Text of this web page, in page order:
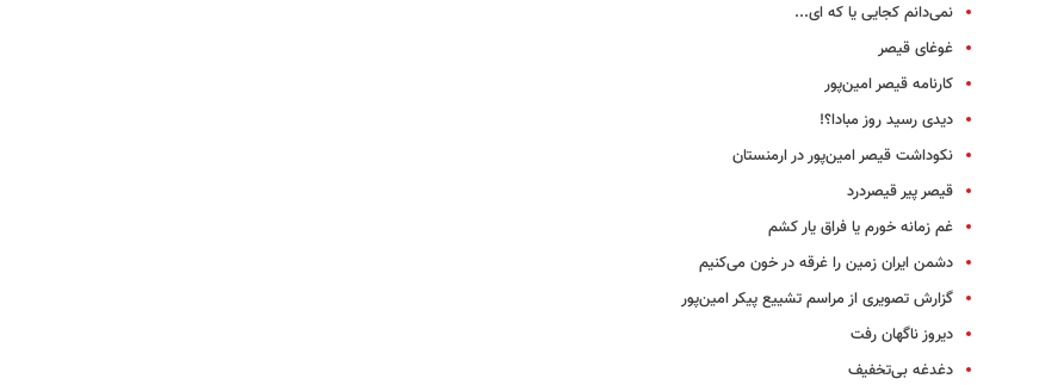
نمی‌دانم کجایی یا که ای...
غوغای قیصر
کارنامه قیصر امین‌پور
دیدی رسید روز مبادا؟!
نکوداشت قیصر امین‌پور در ارمنستان
قیصر پیر قیصردرد
غم زمانه خورم یا فراق یار کشم
دشمن ایران زمین را غرقه در خون می‌کنیم
گزارش تصویری از مراسم تشییع پیکر امین‌پور
دیروز ناگهان رفت
دغدغه بی‌تخفیف